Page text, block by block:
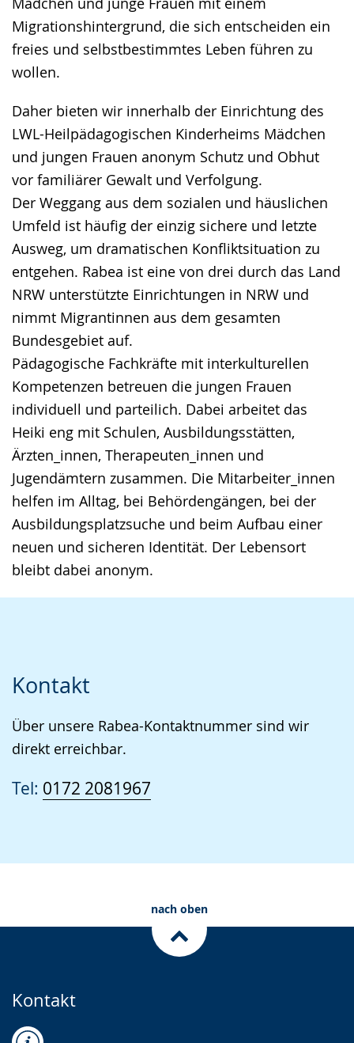
Migrationshintergrund, die sich entscheiden ein
freies und selbstbestimmtes Leben führen zu
wollen.
Daher bieten wir innerhalb der Einrichtung des
LWL-Heilpädagogischen Kinderheims Mädchen
und jungen Frauen anonym Schutz und Obhut
vor familiärer Gewalt und Verfolgung.
Der Weggang aus dem sozialen und häuslichen
Umfeld ist häufig der einzig sichere und letzte
Ausweg, um dramatischen Konfliktsituation zu
entgehen. Rabea ist eine von drei durch das Land
NRW unterstützte Einrichtungen in NRW und
nimmt Migrantinnen aus dem gesamten
Bundesgebiet auf.
Pädagogische Fachkräfte mit interkulturellen
Kompetenzen betreuen die jungen Frauen
individuell und parteilich. Dabei arbeitet das
Heiki eng mit Schulen, Ausbildungsstätten,
Ärzten_innen, Therapeuten_innen und
Jugendämtern zusammen. Die Mitarbeiter_innen
helfen im Alltag, bei Behördengängen, bei der
Ausbildungsplatzsuche und beim Aufbau einer
neuen und sicheren Identität. Der Lebensort
bleibt dabei anonym.
Kontakt
Über unsere Rabea-Kontaktnummer sind wir
direkt erreichbar.
Tel: 0172 2081967
nach oben
Kontakt